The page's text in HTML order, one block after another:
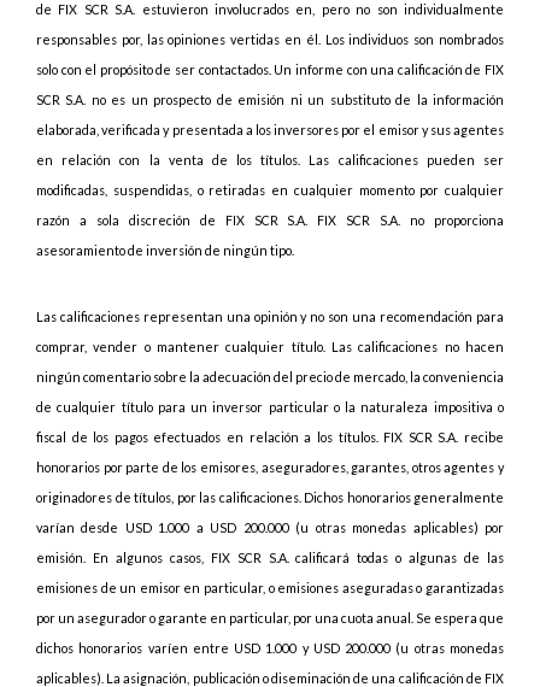
de FIX SCR S.A. estuvieron involucrados en, pero no son individualmente
responsables por, las opiniones vertidas en él. Los individuos son nombrados
solo con el propósito de ser contactados. Un informe con una calificación de FIX
SCR S.A. no es un prospecto de emisión ni un substituto de la información
elaborada, verificada y presentada a los inversores por el emisor y sus agentes
en relación con la venta de los títulos. Las calificaciones pueden ser
modificadas, suspendidas, o retiradas en cualquier momento por cualquier
razón a sola discreción de FIX SCR S.A. FIX SCR S.A. no proporciona
asesoramiento de inversión de ningún tipo.
Las calificaciones representan una opinión y no son una recomendación para
comprar, vender o mantener cualquier título. Las calificaciones no hacen
ningún comentario sobre la adecuación del precio de mercado, la conveniencia
de cualquier título para un inversor particular o la naturaleza impositiva o
fiscal de los pagos efectuados en relación a los títulos. FIX SCR S.A. recibe
honorarios por parte de los emisores, aseguradores, garantes, otros agentes y
originadores de títulos, por las calificaciones. Dichos honorarios generalmente
varían desde USD 1.000 a USD 200.000 (u otras monedas aplicables) por
emisión. En algunos casos, FIX SCR S.A. calificará todas o algunas de las
emisiones de un emisor en particular, o emisiones aseguradas o garantizadas
por un asegurador o garante en particular, por una cuota anual. Se espera que
dichos honorarios varíen entre USD 1.000 y USD 200.000 (u otras monedas
aplicables). La asignación, publicación o diseminación de una calificación de FIX